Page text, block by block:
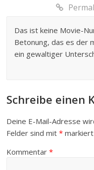
Das ist keine Movie-
Betonung, das es der
ein gewaltiger
Schreibe einen
Deine E-Mail-Adresse
Felder sind mit* markiert
Kommentar*